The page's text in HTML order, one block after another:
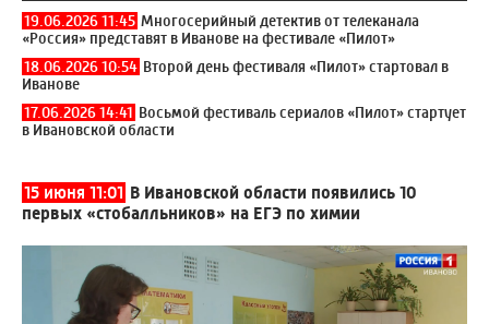
19.06.2026 11:45 Многосерийный детектив от телеканала
«Россия» представят в Иванове на фестивале «Пилот»
18.06.2026 10:54 Второй день фестиваля «Пилот» стартовал в
Иванове
17.06.2026 14:41 Восьмой фестиваль сериалов «Пилот» стартует
в Ивановской области
15 июня 11:01 В Ивановской области появились 10
первых «стобалльников» на ЕГЭ по химии